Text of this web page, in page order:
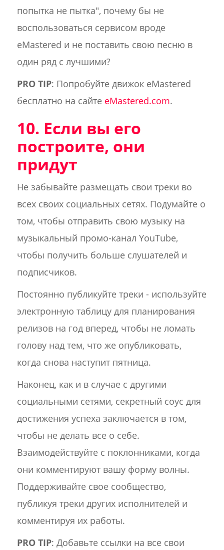
попытка не пытка", почему бы не
воспользоваться сервисом вроде
eMastered и не поставить свою песню в
один ряд с лучшими?
PRO TIP: Попробуйте движок eMastered
бесплатно на сайте eMastered.com.
10. Если вы его
построите, они
придут
Не забывайте размещать свои треки во
всех своих социальных сетях. Подумайте о
том, чтобы отправить свою музыку на
музыкальный промо-канал YouTube,
чтобы получить больше слушателей и
подписчиков.
Постоянно публикуйте треки - используйте
электронную таблицу для планирования
релизов на год вперед, чтобы не ломать
голову над тем, что же опубликовать,
когда снова наступит пятница.
Наконец, как и в случае с другими
социальными сетями, секретный соус для
достижения успеха заключается в том,
чтобы не делать все о себе.
Взаимодействуйте с поклонниками, когда
они комментируют вашу форму волны.
Поддерживайте свое сообщество,
публикуя треки других исполнителей и
комментируя их работы.
PRO TIP: Добавьте ссылки на все свои